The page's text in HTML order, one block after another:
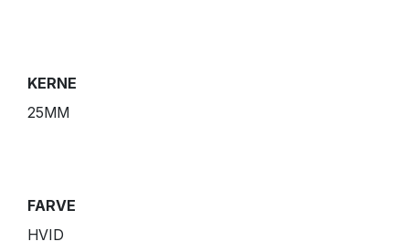
KERNE
25MM
FARVE
HVID